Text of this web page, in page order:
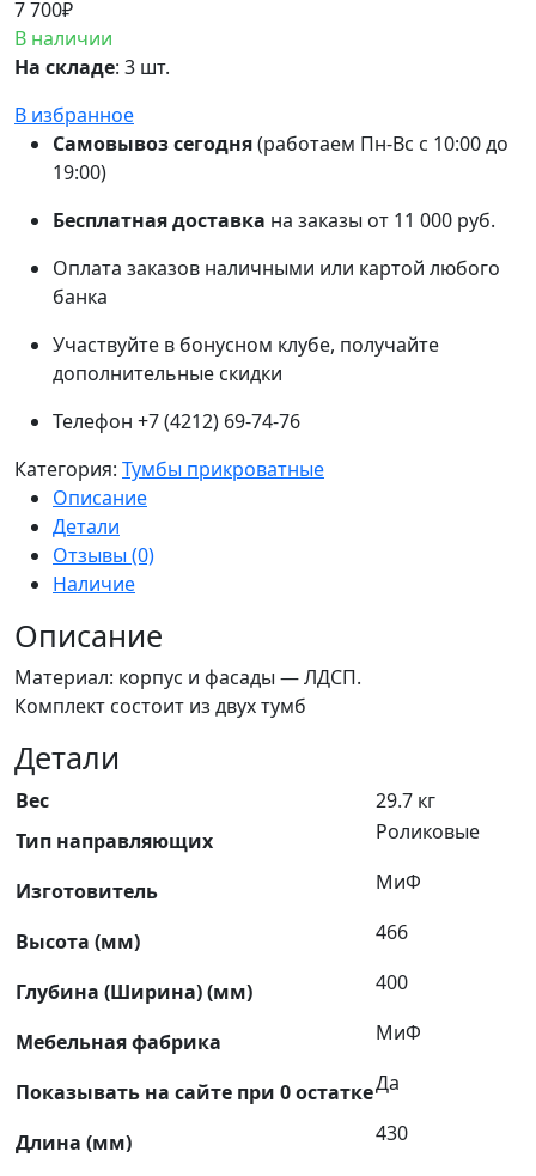
7 700₽
В наличии
На складе: 3 шт.
В избранное
Самовывоз сегодня(работаем Пн-Вс с 10:00 до
19:00)
Бесплатная доставка на заказы от 11 000 руб.
Оплата заказов наличными или картой любого
банка
Участвуйте в бонусном клубе, получайте
дополнительные скидки
Телефон +7 (4212) 69-74-76
Категория: Тумбы прикроватные
Описание
Детали
Отзывы (0)
Наличие
Описание
Материал: корпус и фасады — ЛДСП.
Комплект состоит из двух тумб
Детали
Вес
29.7 кг
Тип направляющих
Роликовые
Изготовитель МиФ
Высота (мм) 466
Глубина (Ширина) (мм) 400
Мебельная фабрика МиФ
Показывать на сайте при 0 остаткеДа
Длина (мм) 430